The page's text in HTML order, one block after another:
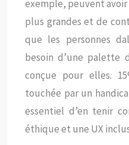
exemple, peuvent
plus grandes et de
que les personnes
besoin d’une palette
conçue pour elles.
touchée par un
essentiel d’en tenir
éthique et une UX